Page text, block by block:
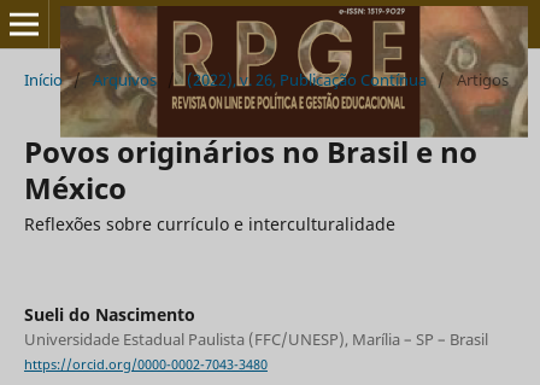
Início / Arquivos / (2022), v. 26, Publicação Contínua / Artigos
Povos originários no Brasil e no
México
Reflexões sobre currículo e interculturalidade
Sueli do Nascimento
Universidade Estadual Paulista (FFC/UNESP), Marília – SP – Brasil
https://orcid.org/0000-0002-7043-3480